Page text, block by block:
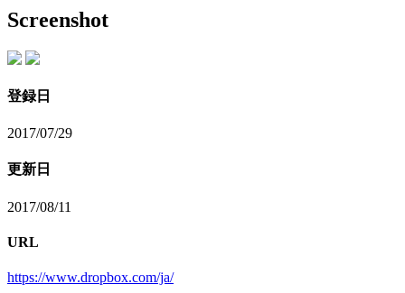
Screenshot
登録日
2017/07/29
更新日
2017/08/11
URL
https://www.dropbox.com/ja/